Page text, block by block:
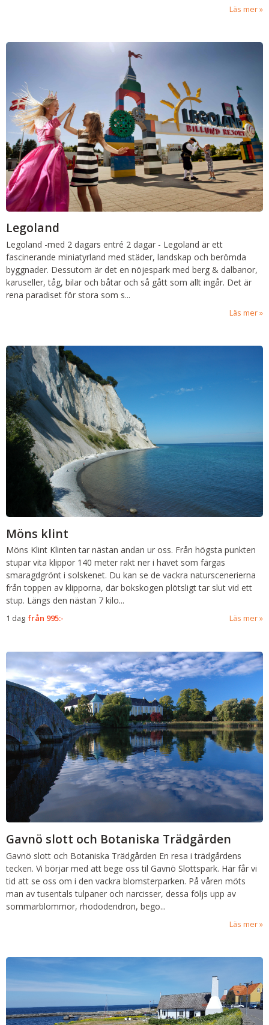
Läs mer
Legoland
Legoland -med 2 dagars entré 2 dagar - Legoland är ett
fascinerande miniatyrland med städer, landskap och berömda
byggnader. Dessutom är det en nöjespark med berg & dalbanor,
karuseller, tåg, bilar och båtar och så gått som allt ingår. Det är
rena paradiset för stora som s...
Läs mer
Möns klint
Möns Klint Klinten tar nästan andan ur oss. Från högsta punkten
stupar vita klippor 140 meter rakt ner i havet som färgas
smaragdgrönt i solskenet. Du kan se de vackra naturscenerierna
från toppen av klipporna, där bokskogen plötsligt tar slut vid ett
stup. Längs den nästan 7 kilo...
1 dag från 995:- Läs mer
Gavnö slott och Botaniska Trädgården
Gavnö slott och Botaniska Trädgården En resa i trädgårdens
tecken. Vi börjar med att bege oss til Gavnö Slottspark. Här får vi
tid att se oss om i den vackra blomsterparken. På våren möts
man av tusentals tulpaner och narcisser, dessa följs upp av
sommarblommor, rhododendron, bego...
Läs mer